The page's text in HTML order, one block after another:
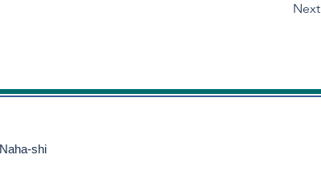
Next
shi